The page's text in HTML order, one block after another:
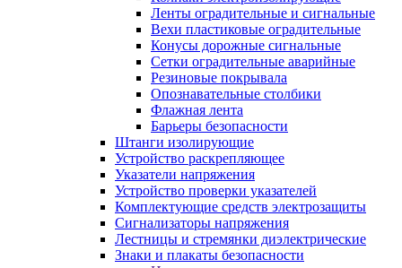
Ленты оградительные и сигнальные
Вехи пластиковые оградительные
Конусы дорожные сигнальные
Сетки оградительные аварийные
Резиновые покрывала
Опознавательные столбики
Флажная лента
Барьеры безопасности
Штанги изолирующие
Устройство раскрепляющее
Указатели напряжения
Устройство проверки указателей
Комплектующие средств электрозащиты
Сигнализаторы напряжения
Лестницы и стремянки диэлектрические
Знаки и плакаты безопасности